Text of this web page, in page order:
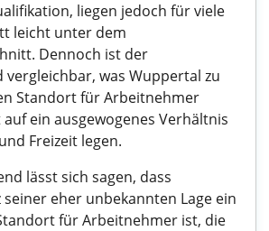
liegen jedoch für viele
leicht unter dem
Dennoch ist der
vergleichbar, was Wuppertal zu
Standort für Arbeitnehmer
ein ausgewogenes Verhältnis
Freizeit legen.
lässt sich sagen, dass
eher unbekannten Lage ein
für Arbeitnehmer ist, die